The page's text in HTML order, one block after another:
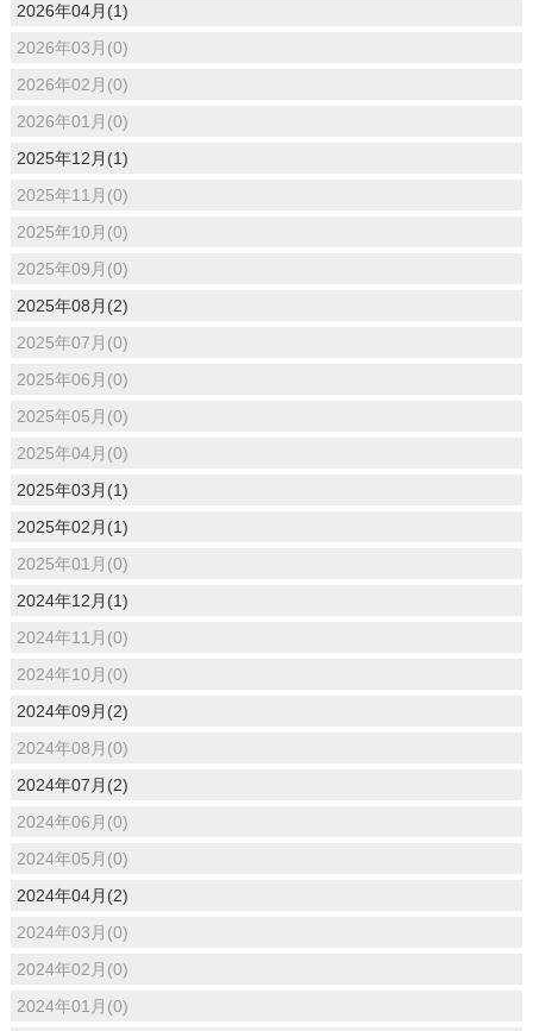
2026年04月(1)
2026年03月(0)
2026年02月(0)
2026年01月(0)
2025年12月(1)
2025年11月(0)
2025年10月(0)
2025年09月(0)
2025年08月(2)
2025年07月(0)
2025年06月(0)
2025年05月(0)
2025年04月(0)
2025年03月(1)
2025年02月(1)
2025年01月(0)
2024年12月(1)
2024年11月(0)
2024年10月(0)
2024年09月(2)
2024年08月(0)
2024年07月(2)
2024年06月(0)
2024年05月(0)
2024年04月(2)
2024年03月(0)
2024年02月(0)
2024年01月(0)